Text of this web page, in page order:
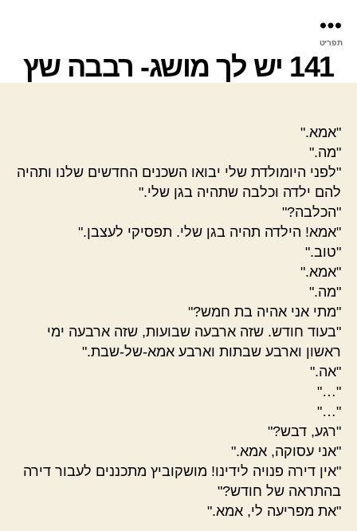
תפריט
141 יש לך מושג- רבבה שץ
"אמא."
"מה."
"לפני היומולדת שלי יבואו השכנים החדשים שלנו ותהיה
להם ילדה וכלבה שתהיה בגן שלי."
"הכלבה?"
"אמא! הילדה תהיה בגן שלי. תפסיקי לעצבן."
"טוב."
"אמא."
"מה."
"מתי אני אהיה בת חמש?"
"בעוד חודש. שזה ארבעה שבועות, שזה ארבעה ימי
ראשון וארבע שבתות וארבע אמא-של-שבת."
"אה."
"…"
"…"
"רגע, דבש?"
"אני עסוקה, אמא."
"אין דירה פנויה לידינו! מושקוביץ מתכננים לעבור דירה
בהתראה של חודש?"
"את מפריעה לי, אמא."